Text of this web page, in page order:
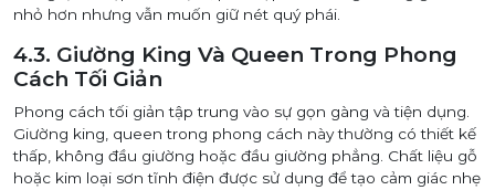
nhỏ hơn nhưng vẫn muốn giữ nét quý phái.
4.3. Giường King Và Queen Trong Phong
Cách Tối Giản
Phong cách tối giản tập trung vào sự gọn gàng và tiện dụng.
Giường king, queen trong phong cách này thường có thiết kế
thấp, không đầu giường hoặc đầu giường phẳng. Chất liệu gỗ
hoặc kim loại sơn tĩnh điện được sử dụng để tạo cảm giác nhẹ